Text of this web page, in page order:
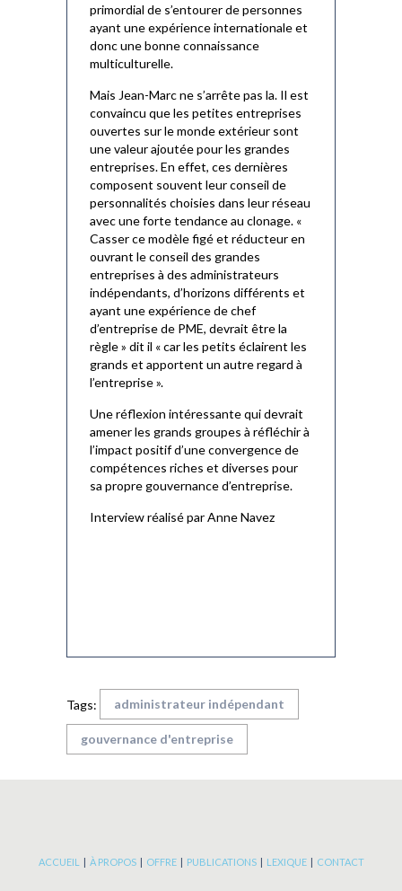
primordial de s’entourer de personnes
ayant une expérience internationale et
donc une bonne connaissance
multiculturelle.
Mais Jean-Marc ne s’arrête pas la. Il est
convaincu que les petites entreprises
ouvertes sur le monde extérieur sont
une valeur ajoutée pour les grandes
entreprises. En effet, ces dernières
composent souvent leur conseil de
personnalités choisies dans leur réseau
avec une forte tendance au clonage. «
Casser ce modèle figé et réducteur en
ouvrant le conseil des grandes
entreprises à des administrateurs
indépendants, d’horizons différents et
ayant une expérience de chef
d’entreprise de PME, devrait être la
règle » dit il « car les petits éclairent les
grands et apportent un autre regard à
l’entreprise ».
Une réflexion intéressante qui devrait
amener les grands groupes à réfléchir à
l’impact positif d’une convergence de
compétences riches et diverses pour
sa propre gouvernance d’entreprise.
Interview réalisé par Anne Navez
Tags: administrateur indépendant
gouvernance d'entreprise
ACCUEIL | À PROPOS | OFFRE | PUBLICATIONS | LEXIQUE | CONTACT